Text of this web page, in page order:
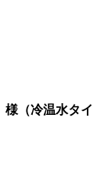
様（冷温水タイ